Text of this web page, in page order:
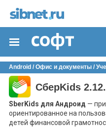
Android / Офис и документы /
СберKids
SberKids для Андроид —
ориентированное на
детей финансовой